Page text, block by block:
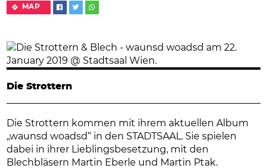
MAP
Die Strottern
Die Strottern kommen mit ihrem aktuellen Album
„waunsd woadsd“ in den STADTSAAL. Sie spielen
dabei in ihrer Lieblingsbesetzung, mit den
Blechbläsern Martin Eberle und Martin Ptak.